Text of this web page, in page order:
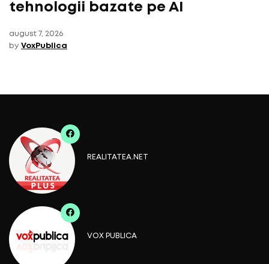
tehnologii bazate pe AI
august 7, 2026
by VoxPublica
REALITATEA.NET
VOX PUBLICA